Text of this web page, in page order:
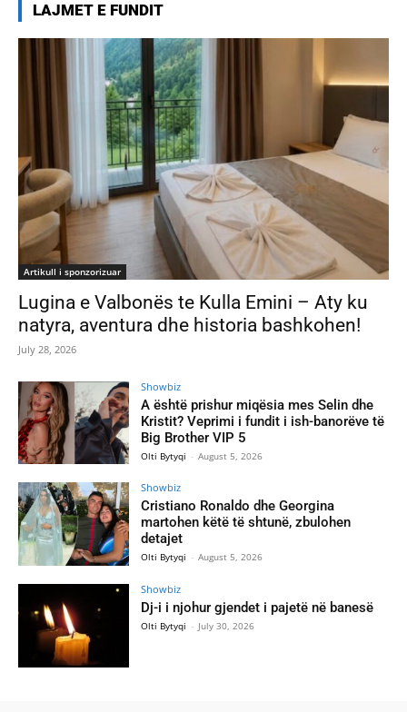
LAJMET E FUNDIT
Artikull i sponzorizuar
Lugina e Valbonës te Kulla Emini – Aty ku
natyra, aventura dhe historia bashkohen!
July 28, 2026
Showbiz
A është prishur miqësia mes Selin dhe
Kristit? Veprimi i fundit i ish-banorëve të
Big Brother VIP 5
Olti Bytyqi - August 5, 2026
Showbiz
Cristiano Ronaldo dhe Georgina
martohen këtë të shtunë, zbulohen
detajet
Olti Bytyqi - August 5, 2026
Showbiz
Dj-i i njohur gjendet i pajetë në banesë
Olti Bytyqi - July 30, 2026